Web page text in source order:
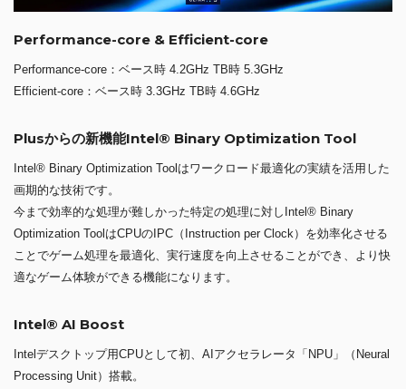
Performance-core & Efficient-core
Performance-core：ベース時 4.2GHz TB時 5.3GHz
Efficient-core：ベース時 3.3GHz TB時 4.6GHz
Plusからの新機能Intel® Binary Optimization Tool
Intel® Binary Optimization Toolはワークロード最適化の実績を活用した
画期的な技術です。
今まで効率的な処理が難しかった特定の処理に対しIntel® Binary
Optimization ToolはCPUのIPC（Instruction per Clock）を効率化させる
ことでゲーム処理を最適化、実行速度を向上させることができ、より快
適なゲーム体験ができる機能になります。
Intel® AI Boost
Intelデスクトップ用CPUとして初、AIアクセラレータ「NPU」（Neural
Processing Unit）搭載。